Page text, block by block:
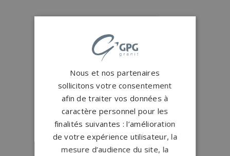
Nous et nos partenaires
sollicitons votre consentement
afin de traiter vos données à
caractère personnel pour les
finalités suivantes : l’amélioration
de votre expérience utilisateur, la
mesure d’audience du site, la